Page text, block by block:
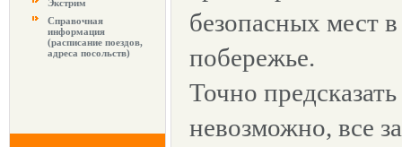
Экстрим
Справочная
информация
(расписание поездов,
адреса посольств)
безопасных мест
побережье.
Точно
невозможно, все